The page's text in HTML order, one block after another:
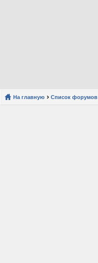
На главную Список форумов